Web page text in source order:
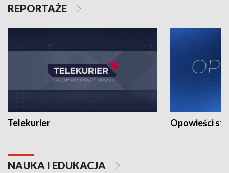
REPORTAŻE
Telekurier Opowieści
NAUKA I EDUKACJA